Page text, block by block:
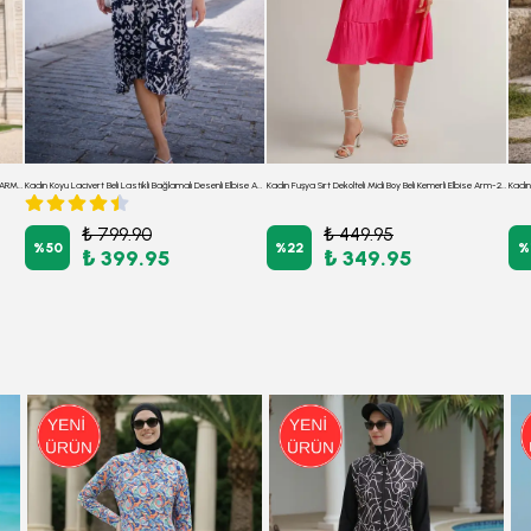
Kadın Vizon V Yaka Kolları Fırfırlı Kravat Detaylı Elbise ARM-26Y001139 Kadın Koyu Lacivert Beli Lastikli Bağlamalı Desenli Elbise ARM-22Y001044
%50
₺ 799.90
₺ 399.95
Kadın Fuşya Sırt Dekolteli Midi Boy Beli Kemerli Elbise Arm-23y001080
%22
₺ 449.95
₺ 349.95 %